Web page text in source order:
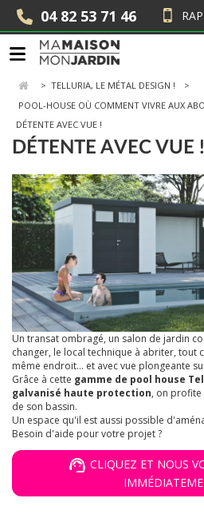
04 82 53 71 46
> TELLURIA, LE MÉTAL DESIGN !
POOL-HOUSE OÙ COMMENT VIVRE AUX
DÉTENTE AVEC VUE !
DÉTENTE AVEC VUE !
Un transat ombragé, un salon de jardin
changer, le local technique à abriter, tout
même endroit... et avec vue plongeante
Grâce à cette gamme de pool house
galvanisé haute protection, on
de son bassin.
Un espace qu'il est aussi possible
Besoin d'aide pour votre projet ?
CLIQUEZ ET NOUS